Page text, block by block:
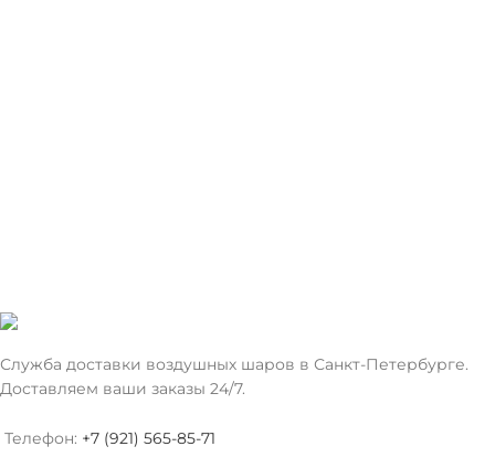
Служба доставки воздушных шаров в Санкт-Петербурге.
Доставляем ваши заказы 24/7.
Телефон: +7 (921) 565-85-71